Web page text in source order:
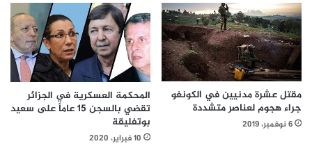
مقتل عشرة مدنيين في الكونغو
جراء هجوم لعناصر متشددة
6 نوفمبر، 2019
المحكمة العسكرية في الجزائر
تقضي بالسجن 15 عاماً على سعيد
بوتفليقة
10 فبراير، 2020